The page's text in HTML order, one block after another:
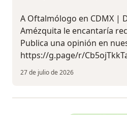
A Oftalmólogo en CDMX |
Amézquita le encantaría
Publica una opinión en
https://g.page/r/
27 de julio de 2026